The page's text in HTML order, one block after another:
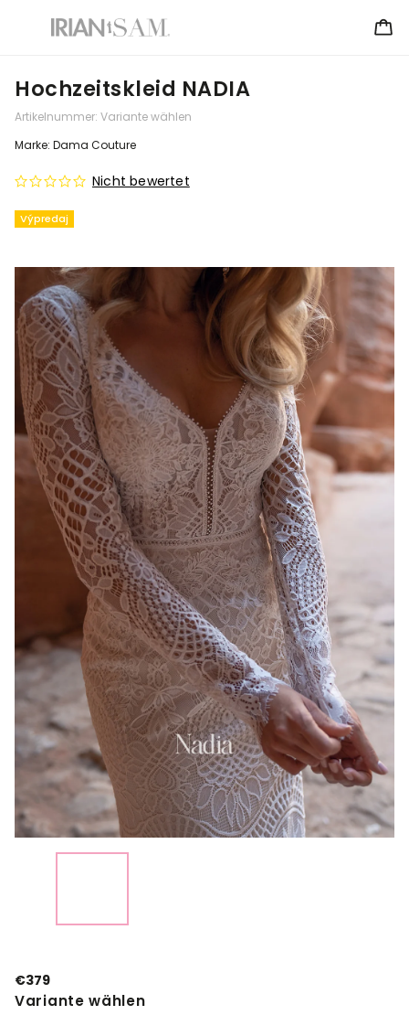
Hochzeitskleid NADIA
Artikelnummer: Variante wählen
Výpredaj
Nicht bewertet
Marke: Dama Couture
€379
Variante wählen